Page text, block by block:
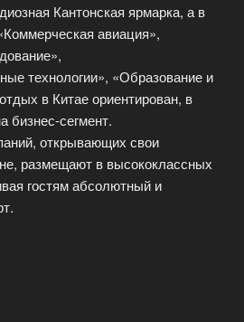
Кантонская ярмарка, а в
авиация»,
технологии», «Образование и
в Китае ориентирован, в
бизнес-сегмент.
открывающих свои
размещают в высококлассных
гостям абсолютный и